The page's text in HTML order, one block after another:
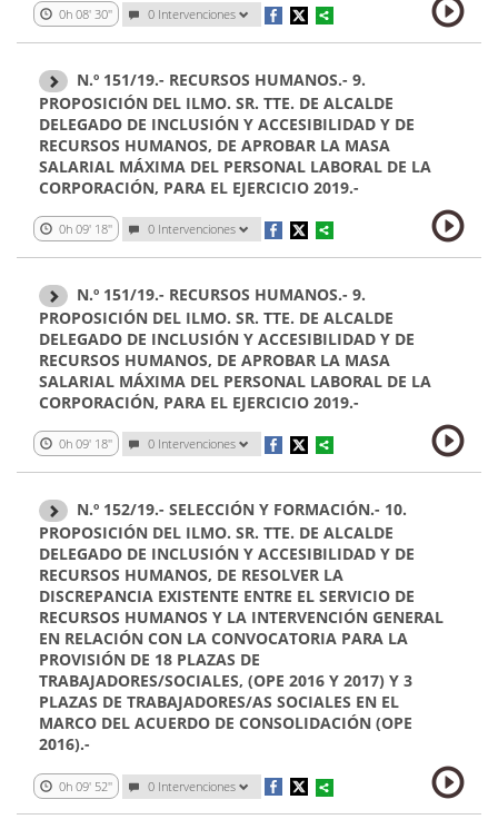
0h 08' 30'' 0 Intervenciones
N.º 151/19.- RECURSOS HUMANOS.- 9.
PROPOSICIÓN DEL ILMO. SR. TTE. DE ALCALDE
DELEGADO DE INCLUSIÓN Y ACCESIBILIDAD Y DE
RECURSOS HUMANOS, DE APROBAR LA MASA
SALARIAL MÁXIMA DEL PERSONAL LABORAL DE LA
CORPORACIÓN, PARA EL EJERCICIO 2019.-
0h 09' 18'' 0 Intervenciones
N.º 151/19.- RECURSOS HUMANOS.- 9.
PROPOSICIÓN DEL ILMO. SR. TTE. DE ALCALDE
DELEGADO DE INCLUSIÓN Y ACCESIBILIDAD Y DE
RECURSOS HUMANOS, DE APROBAR LA MASA
SALARIAL MÁXIMA DEL PERSONAL LABORAL DE LA
CORPORACIÓN, PARA EL EJERCICIO 2019.-
0h 09' 18'' 0 Intervenciones
N.º 152/19.- SELECCIÓN Y FORMACIÓN.- 10.
PROPOSICIÓN DEL ILMO. SR. TTE. DE ALCALDE
DELEGADO DE INCLUSIÓN Y ACCESIBILIDAD Y DE
RECURSOS HUMANOS, DE RESOLVER LA
DISCREPANCIA EXISTENTE ENTRE EL SERVICIO DE
RECURSOS HUMANOS Y LA INTERVENCIÓN GENERAL
EN RELACIÓN CON LA CONVOCATORIA PARA LA
PROVISIÓN DE 18 PLAZAS DE
TRABAJADORES/SOCIALES, (OPE 2016 Y 2017) Y 3
PLAZAS DE TRABAJADORES/AS SOCIALES EN EL
MARCO DEL ACUERDO DE CONSOLIDACIÓN (OPE
2016).-
0h 09' 52'' 0 Intervenciones